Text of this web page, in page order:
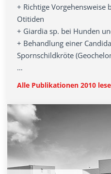
+ Richtige Vorgehensweise
Otitiden
+ Giardia sp. bei Hunden
+ Behandlung einer
Spornschildkröte
…
Alle Publikationen 2010